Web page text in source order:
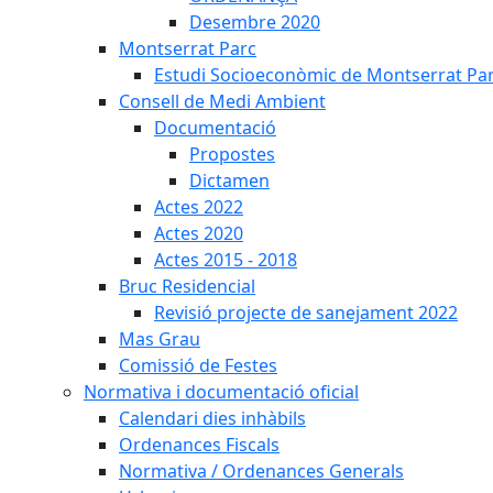
Desembre 2020
Montserrat Parc
Estudi Socioeconòmic de Montserrat
Consell de Medi Ambient
Documentació
Propostes
Dictamen
Actes 2022
Actes 2020
Actes 2015 - 2018
Bruc Residencial
Revisió projecte de sanejament 2022
Mas Grau
Comissió de Festes
Normativa i documentació oficial
Calendari dies inhàbils
Ordenances Fiscals
Normativa / Ordenances Generals